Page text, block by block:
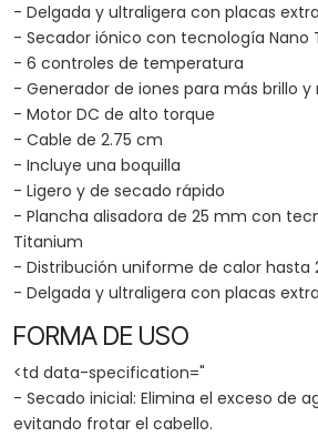
- Delgada y ultraligera con placas
- Secador iónico con tecnología Nano
- 6 controles de temperatura
- Generador de iones para más brillo y
- Motor DC de alto torque
- Cable de 2.75 cm
- Incluye una boquilla
- Ligero y de secado rápido
- Plancha alisadora de 25 mm con
Titanium
- Distribución uniforme de calor hasta
- Delgada y ultraligera con placas
FORMA DE USO
<td data-specification="
- Secado inicial: Elimina el exceso de
evitando frotar el cabello.